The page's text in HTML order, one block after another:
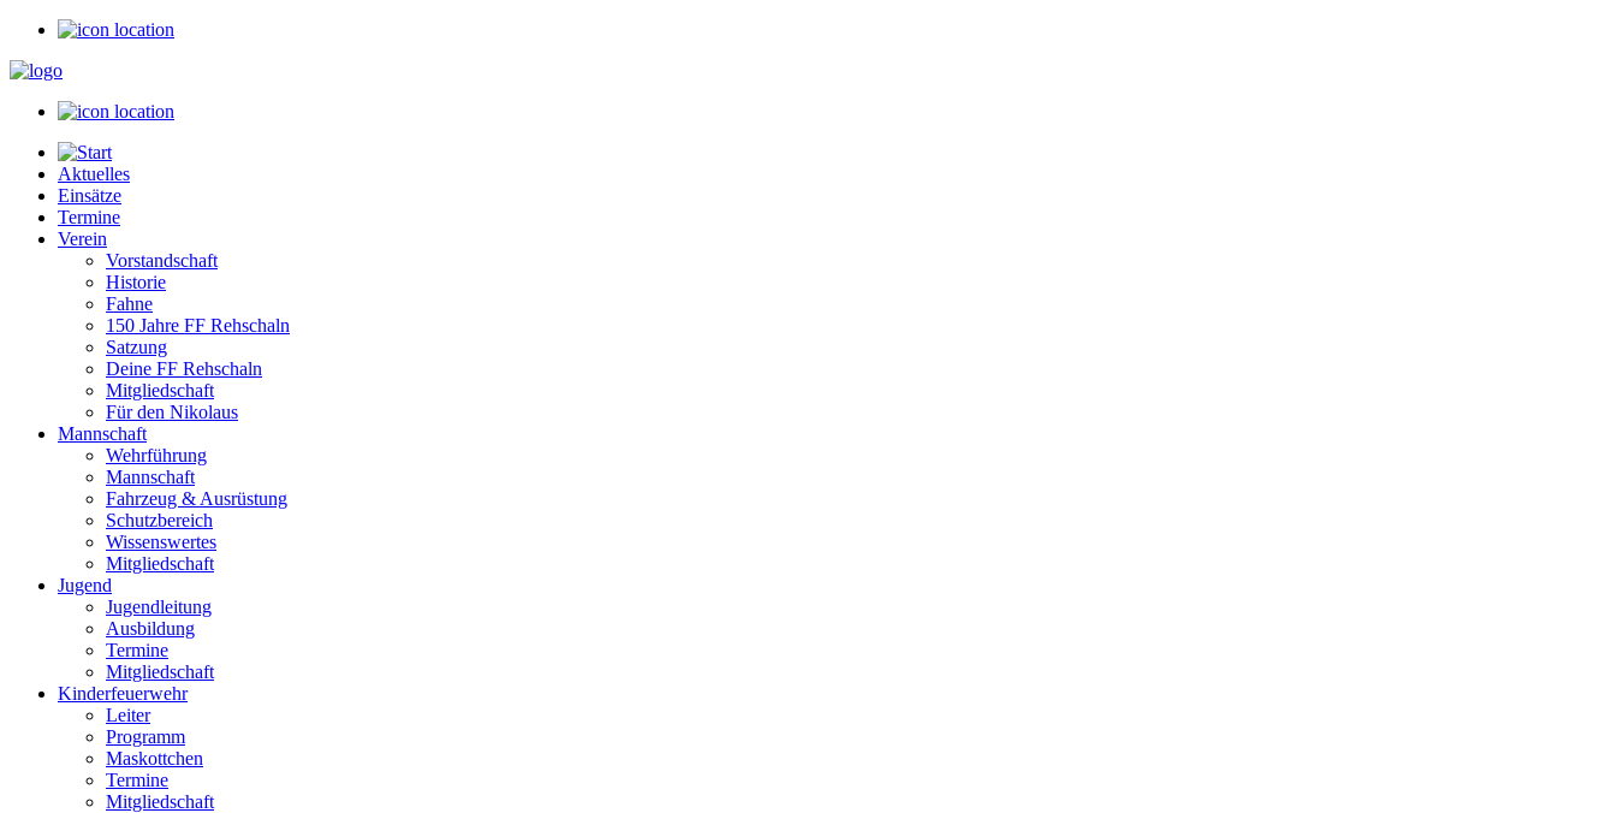
Aktuelles
Einsätze
Termine
Verein
Vorstandschaft
Historie
Fahne
150 Jahre FF Rehschaln
Satzung
Deine FF Rehschaln
Mitgliedschaft
Für den Nikolaus
Mannschaft
Wehrführung
Mannschaft
Fahrzeug & Ausrüstung
Schutzbereich
Wissenswertes
Mitgliedschaft
Jugend
Jugendleitung
Ausbildung
Termine
Mitgliedschaft
Kinderfeuerwehr
Leiter
Programm
Maskottchen
Termine
Mitgliedschaft